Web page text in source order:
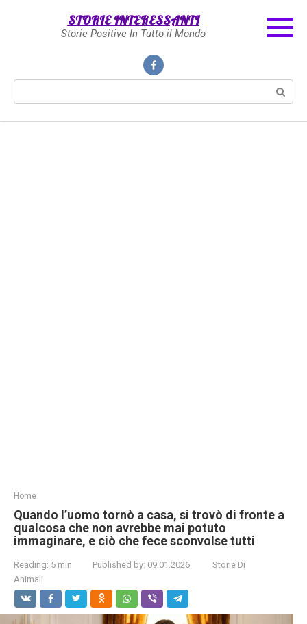
STORIE INTERESSANTI
Storie Positive In Tutto il Mondo
Home
Quando l’uomo tornò a casa, si trovò di fronte a
qualcosa che non avrebbe mai potuto
immaginare, e ciò che fece sconvolse tutti
Reading: 5 min Published by: 09.01.2026
Storie Di
Animali